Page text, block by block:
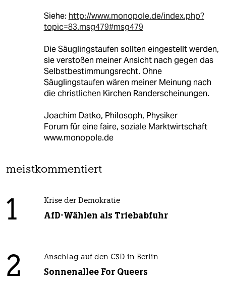
Siehe: http://www.monopole.de/index.php?
topic=83.msg479#msg479
Die Säuglingstaufen sollten eingestellt werden,
sie verstoßen meiner Ansicht nach gegen das
Selbstbestimmungsrecht. Ohne
Säuglingstaufen wären meiner Meinung nach
die christlichen Kirchen Randerscheinungen.
Joachim Datko, Philosoph, Physiker
Forum für eine faire, soziale Marktwirtschaft
www.monopole.de
meistkommentiert
1 Krise der Demokratie
AfD-Wählen als Triebabfuhr
2 Anschlag auf den CSD in Berlin
Sonnenallee For Queers